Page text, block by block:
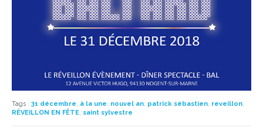
Tags : 31 décembre à la une nouvel an patrick sébastien reveillon
RÉVEILLON EN FÊTE saint sylvestre